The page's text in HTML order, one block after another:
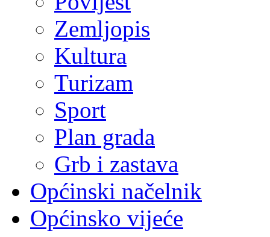
Zemljopis
Kultura
Turizam
Sport
Plan grada
Grb i zastava
Općinski načelnik
Općinsko vijeće